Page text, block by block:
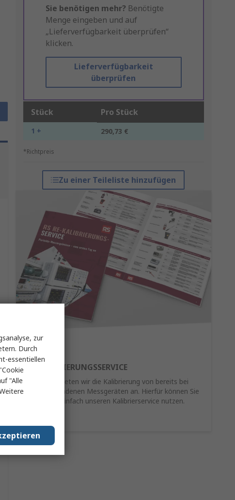
Sie benötigen mehr? Benötigte
Menge eingeben und auf
„Lieferverfügbarkeit überprüfen“
klicken.
Lieferverfügbarkeit
überprüfen
Stück Pro Stück
1 + 290,73 €
*Richtpreis
Zu einer Teileliste hinzufügen
RE-KALIBRIERUNGSSERVICE
Als Service bieten wir die Kalibrierung von bereits bei
Ihnen vorhandenen Messgeräten an. Hierfür können Sie
schnell und einfach unseren Kalibrierservice nutzen.
zur
Durch
essentiellen
"Alle